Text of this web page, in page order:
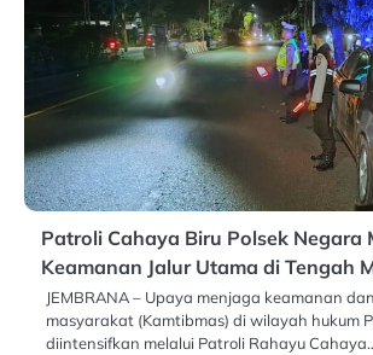
Patroli Cahaya Biru Polsek Negara
Keamanan Jalur Utama di Tengah
JEMBRANA – Upaya menjaga keamanan
masyarakat (Kamtibmas) di wilayah hukum
diintensifkan melalui Patroli Rahayu